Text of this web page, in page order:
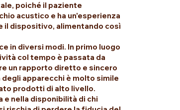
poiché il paziente
acustico e ha un'esperienza
il dispositivo, alimentando così
in diversi modi. In primo luogo
col tempo è passata da
un rapporto diretto e sincero
apparecchi è molto simile
prodotti di alto livello.
nella disponibilità di chi